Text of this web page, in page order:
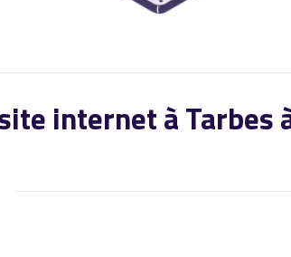
internet à